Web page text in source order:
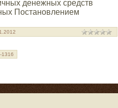
денежных средств
Постановлением
1316